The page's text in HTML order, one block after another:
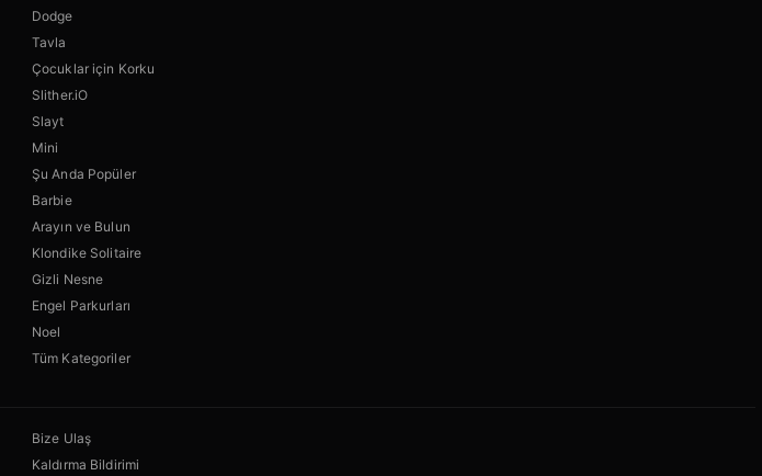
Dodge
Tavla
Çocuklar için Korku
Slither.iO
Slayt
Mini
Şu Anda Popüler
Barbie
Arayın ve Bulun
Klondike Solitaire
Gizli Nesne
Engel Parkurları
Noel
Tüm Kategoriler
Bize Ulaş
Kaldırma Bildirimi